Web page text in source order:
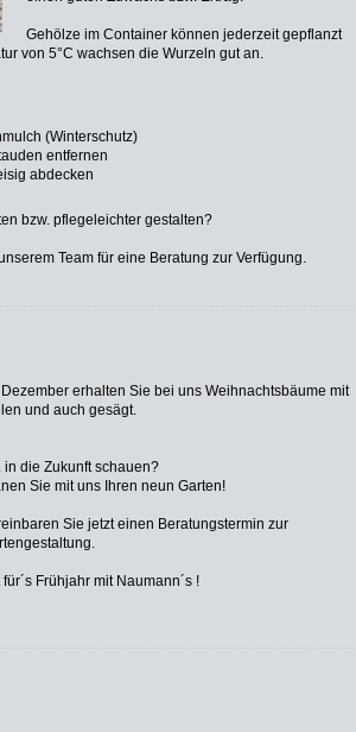
Gehölze im Container können jederzeit gepflanzt
von 5°C wachsen die Wurzeln gut an.
(Winterschutz)
entfernen
abdecken
bzw. pflegeleichter gestalten?
Team für eine Beratung zur Verfügung.
erhalten Sie bei uns Weihnachtsbäume mit
und auch gesägt.
in die Zukunft schauen?
Sie mit uns Ihren neun Garten!
Sie jetzt einen Beratungstermin zur
für´s Frühjahr mit Naumann´s !